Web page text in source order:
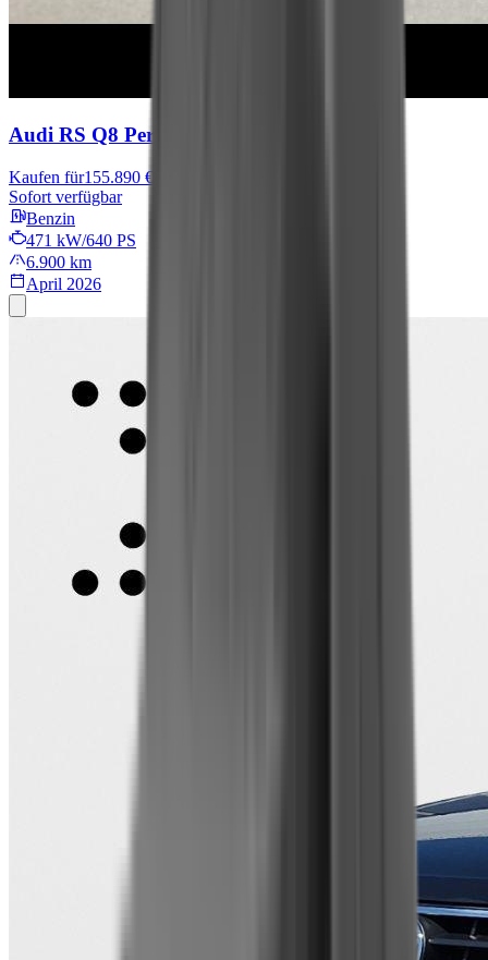
Audi RS Q8 Performance
Kaufen für155.890 €
Sofort verfügbar
Benzin
471 kW/640 PS
6.900 km
April 2026